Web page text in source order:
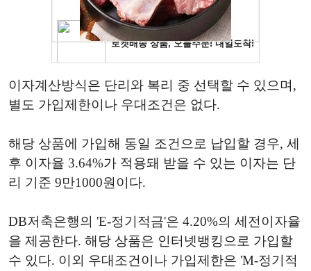
이자계산방식은 단리와 복리 중 선택할 수 있으며,
별도 가입제한이나 우대조건은 없다.
해당 상품에 가입해 동일 조건으로 납입할 경우, 세
후 이자율 3.64%가 적용돼 받을 수 있는 이자는 단
리 기준 9만1000원이다.
DB저축은행의 'E-정기적금'은 4.20%의 세전이자율
을 제공한다. 해당 상품은 인터넷뱅킹으로 가입할
수 있다. 이외 우대조건이나 가입제한은 'M-정기적